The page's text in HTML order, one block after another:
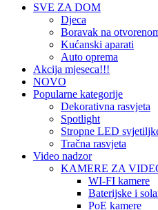
SVE ZA DOM
Djeca
Boravak na
Kućanski aparati
Auto oprema
Akcija mjeseca!!!
NOVO
Popularne kategorije
Dekorativna rasvjeta
Spotlight
Stropne LED
Tračna rasvjeta
Video nadzor
KAMERE ZA
WI-FI kamere
Baterijske i
PoE kamere